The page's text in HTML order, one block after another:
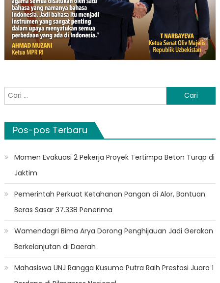
Cari
untuk:
Pos-pos Terbaru
Momen Evakuasi 2 Pekerja Proyek Tertimpa Beton Turap di
Jaktim
Pemerintah Perkuat Ketahanan Pangan di Alor, Bantuan
Beras Sasar 37.338 Penerima
Wamendagri Bima Arya Dorong Penghijauan Jadi Gerakan
Berkelanjutan di Daerah
Mahasiswa UNJ Rangga Kusuma Putra Raih Prestasi Juara 1